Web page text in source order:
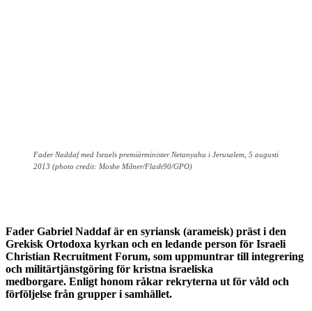
Fader Naddaf med Israels premiärminister Netanyahu i Jerusalem, 5 augusti
2013 (photo credit: Moshe Milner/Flash90/GPO)
Fader Gabriel Naddaf är en syriansk (arameisk) präst i den
Grekisk Ortodoxa kyrkan och en ledande person för Israeli
Christian Recruitment Forum, som uppmuntrar till integrering
och militärtjänstgöring för kristna israeliska
medborgare. Enligt honom råkar rekryterna ut för våld och
förföljelse från grupper i samhället.